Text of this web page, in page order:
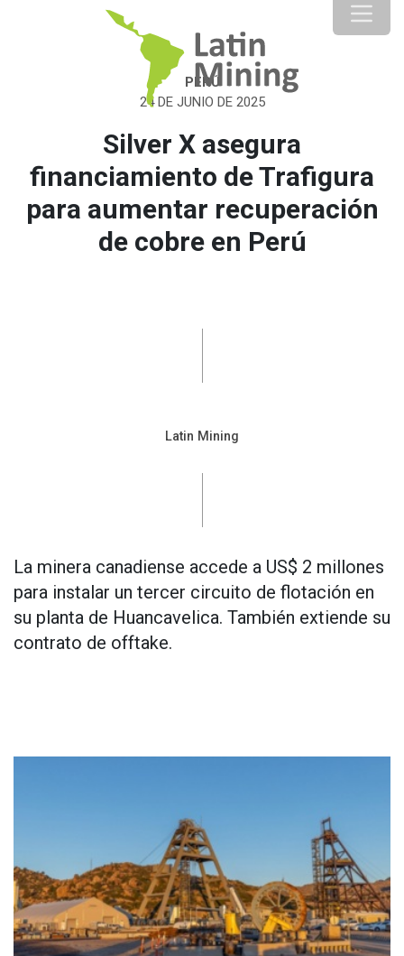
PERÚ
24 DE JUNIO DE 2025
Silver X asegura
financiamiento de Trafigura
para aumentar recuperación
de cobre en Perú
Latin Mining
La minera canadiense accede a US$ 2 millones
para instalar un tercer circuito de flotación en
su planta de Huancavelica. También extiende su
contrato de offtake.